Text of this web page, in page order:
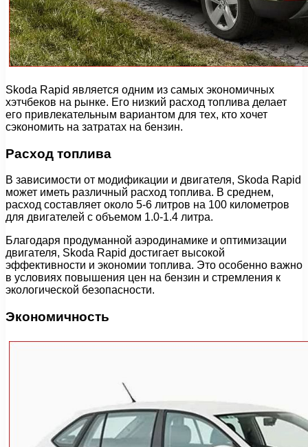
Skoda Rapid является одним из самых экономичных
хэтчбеков на рынке. Его низкий расход топлива делает
его привлекательным вариантом для тех, кто хочет
сэкономить на затратах на бензин.
Расход топлива
В зависимости от модификации и двигателя, Skoda Rapid
может иметь различный расход топлива. В среднем,
расход составляет около 5-6 литров на 100 километров
для двигателей с объемом 1.0-1.4 литра.
Благодаря продуманной аэродинамике и оптимизации
двигателя, Skoda Rapid достигает высокой
эффективности и экономии топлива. Это особенно важно
в условиях повышения цен на бензин и стремления к
экологической безопасности.
Экономичность